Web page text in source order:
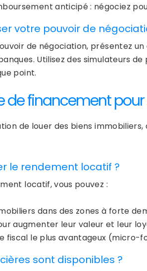
anticipé : négociez
votre pouvoir de
de négociation, présentez
Utilisez des simulateurs
point.
de financement
de louer des biens
le rendement locatif ?
locatif, vous pouvez :
dans des zones à forte
augmenter leur valeur et leur
fiscal le plus avantageux (micro-
sont disponibles ?